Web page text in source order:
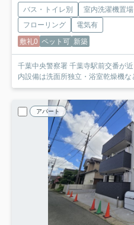
バス・トイレ別 室内洗濯機置場
フローリング
電気有
敷礼0 ペット可 新築
千葉中央警察署 千葉寺駅前交番が
内設備は洗面所独立・浴室乾燥機
アパート